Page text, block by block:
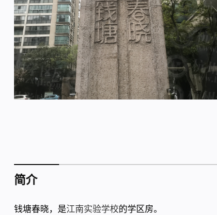
简介
钱塘春晓，是江南实验学校的学区房。